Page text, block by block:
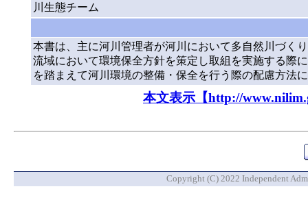
川生態チーム
本書は、主に河川管理者が河川において多自然川づく
流域において環境保全方針を策定し取組を実施する際
を踏まえて河川環境の整備・保全を行う際の配慮方法
本文表示【http://
Copyright (C) 2022 Independent